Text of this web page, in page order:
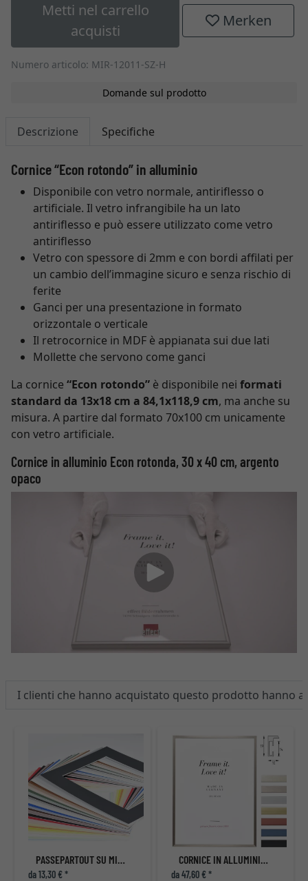
Metti nel carrello
acquisti
Merken
Numero articolo: MIR-12011-SZ-H
Domande sul prodotto
Descrizione Specifiche
Cornice “Econ rotondo” in alluminio
Disponibile con vetro normale, antiriflesso o
artificiale. Il vetro infrangibile ha un lato
antiriflesso e può essere utilizzato come vetro
antiriflesso
Vetro con spessore di 2mm e con bordi affilati per
un cambio dell’immagine sicuro e senza rischio di
ferite
Ganci per una presentazione in formato
orizzontale o verticale
Il retrocornice in MDF è appianata sui due lati
Mollette che servono come ganci
La cornice “Econ rotondo” è disponibile nei formati
standard da 13x18 cm a 84,1x118,9 cm, ma anche su
misura. A partire dal formato 70x100 cm unicamente
con vetro artificiale.
Cornice in alluminio Econ rotonda, 30 x 40 cm, argento
opaco
I clienti che hanno acquistato questo prodotto hanno
PASSEPARTOUT SU MISURA
da 13,30 € *
CORNICE IN ALLUMINIO ECON ANGOLARE SU MISURA
da 47,60 € *